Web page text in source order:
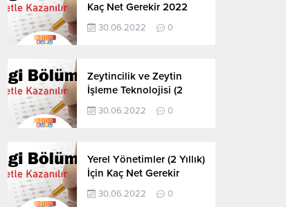
Kaç Net Gerekir 2022
30.06.2022 0
Zeytincilik ve Zeytin
İşleme Teknolojisi (2
Yıllık) İçin Kaç Net
Gerekir 2022
30.06.2022 0
Yerel Yönetimler (2 Yıllık)
İçin Kaç Net Gerekir
2022
30.06.2022 0